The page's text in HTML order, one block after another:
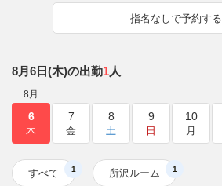
指名なしで予約する
8月6日(木)の出勤1人
8月
6
木
7
金
8
土
9
日
10
月
すべて 1 所沢ルーム 1